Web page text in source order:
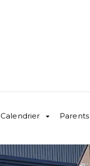
Calendrier Parents